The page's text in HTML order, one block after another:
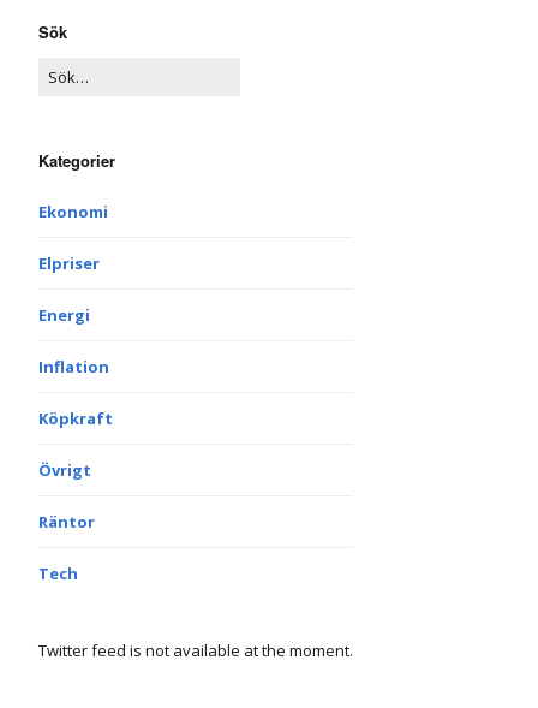
Sök
Kategorier
Ekonomi
Elpriser
Energi
Inflation
Köpkraft
Övrigt
Räntor
Tech
Twitter feed is not available at the moment.